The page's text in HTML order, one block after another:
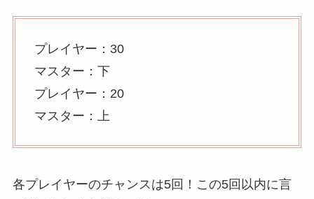
プレイヤー：30
マスター：下
プレイヤー：20
マスター：上
各プレイヤーのチャンスは5回！この5回以内に言